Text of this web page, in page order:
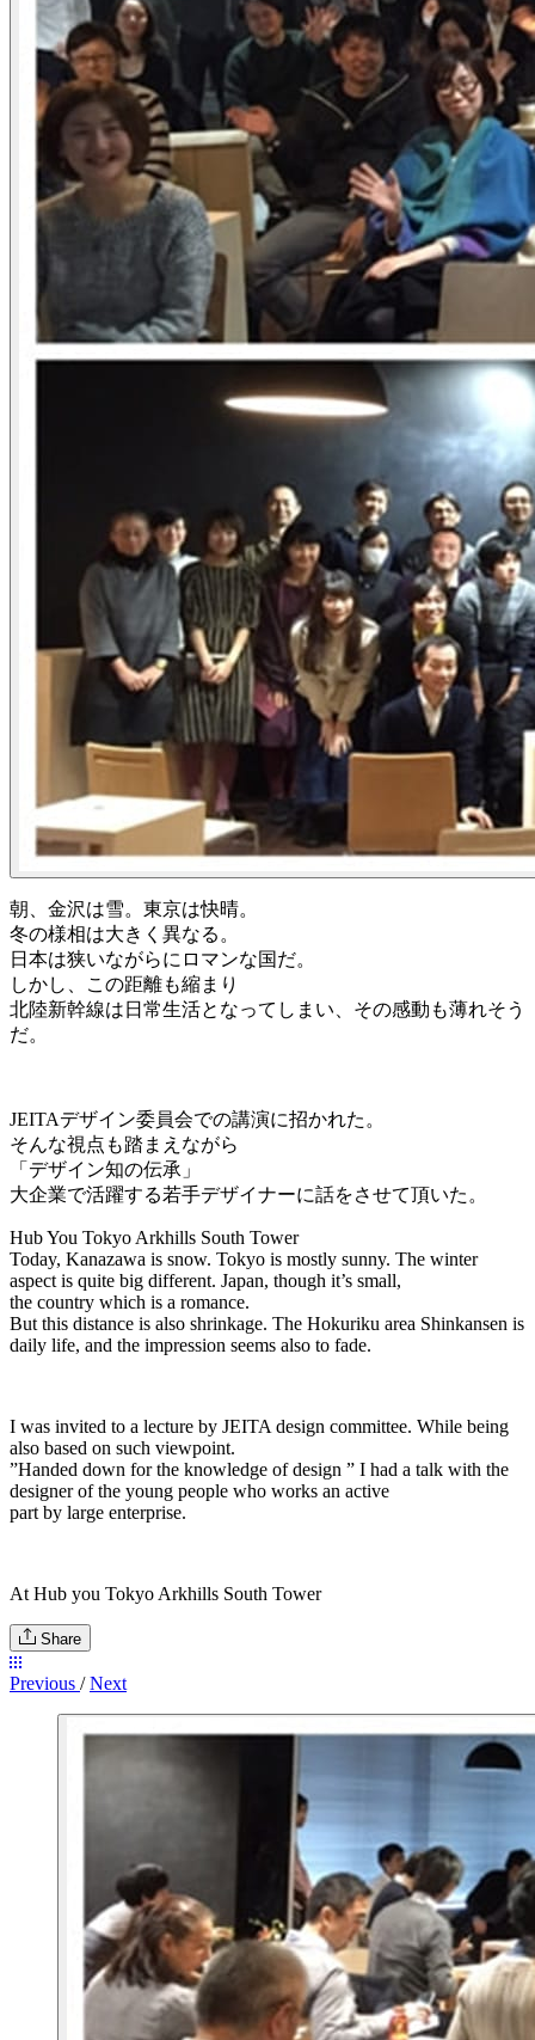
朝、金沢は雪。東京は快晴。
冬の様相は大きく異なる。
日本は狭いながらにロマンな国だ。
しかし、この距離も縮まり
北陸新幹線は日常生活となってしまい、その感動も薄れそう
だ。
JEITAデザイン委員会での講演に招かれた。
そんな視点も踏まえながら
「デザイン知の伝承」
大企業で活躍する若手デザイナーに話をさせて頂いた。
Hub You Tokyo Arkhills South Tower
Today, Kanazawa is snow. Tokyo is mostly sunny. The winter
aspect is quite big different. Japan, though it’s small,
the country which is a romance.
But this distance is also shrinkage. The Hokuriku area Shinkansen is
daily life, and the impression seems also to fade.
I was invited to a lecture by JEITA design committee. While being
also based on such viewpoint.
”Handed down for the knowledge of design ” I had a talk with the
designer of the young people who works an active
part by large enterprise.
At Hub you Tokyo Arkhills South Tower
Share
Previous / Next